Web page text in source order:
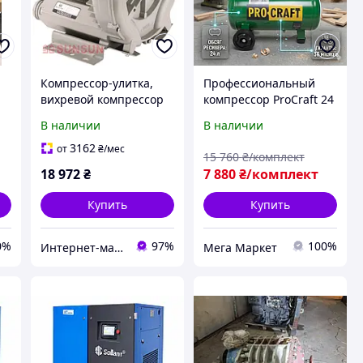
Компрессор-улитка,
вихревой компрессор
промышленного
рыбоводства SunSun
В наличии
от3162 ₴/мес
18 972 ₴
Купить
Интернет-магазин аквариумистики "Катран" 97%
Профессиональный
компрессор ProCraft 24
компрессор для дома
Компрессор для
покраски автомобилей
В наличии
7 880₴/комплект
15 760 ₴/комплект
Купить
Мега Маркет 100%